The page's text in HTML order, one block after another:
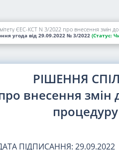
ЄЕС-КСТ N 3/2022 про внесення змін
угода від 29.09.2022 № 3/2022 (Статус:
РІШЕННЯ
внесення змін
ПІДПИСАННЯ: 29.09.2022